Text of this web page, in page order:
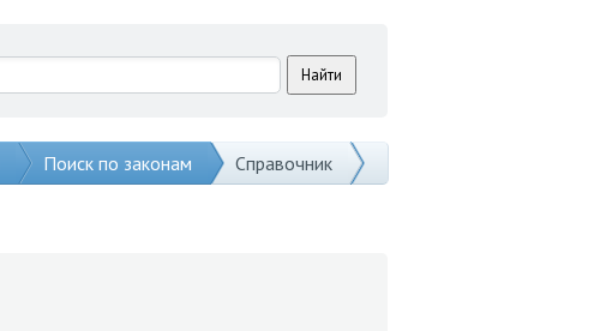
Поиск по законам Справочник